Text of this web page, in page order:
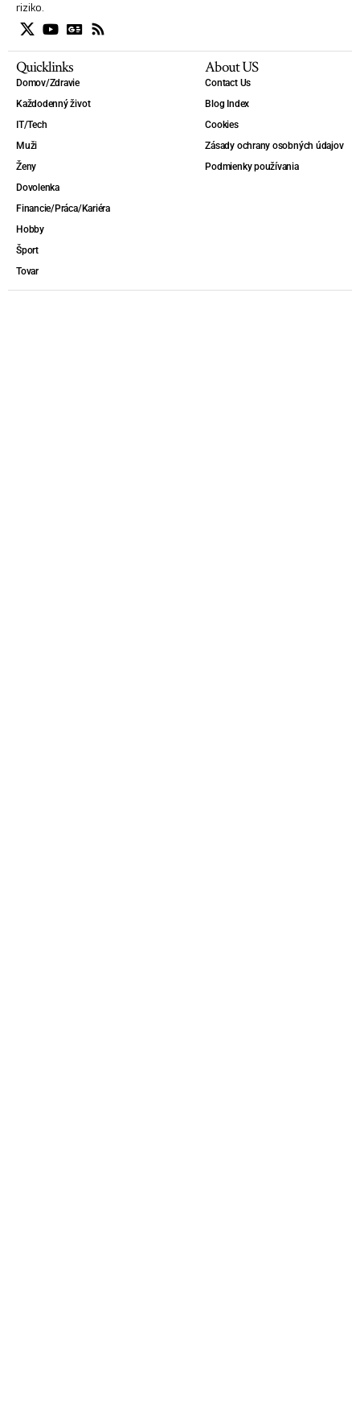
riziko.
Quicklinks
Domov/Zdravie
Každodenný život
IT/Tech
Muži
Ženy
Dovolenka
Financie/Práca/Kariéra
Hobby
Šport
Tovar
About US
Contact Us
Blog Index
Cookies
Zásady ochrany osobných údajov
Podmienky používania